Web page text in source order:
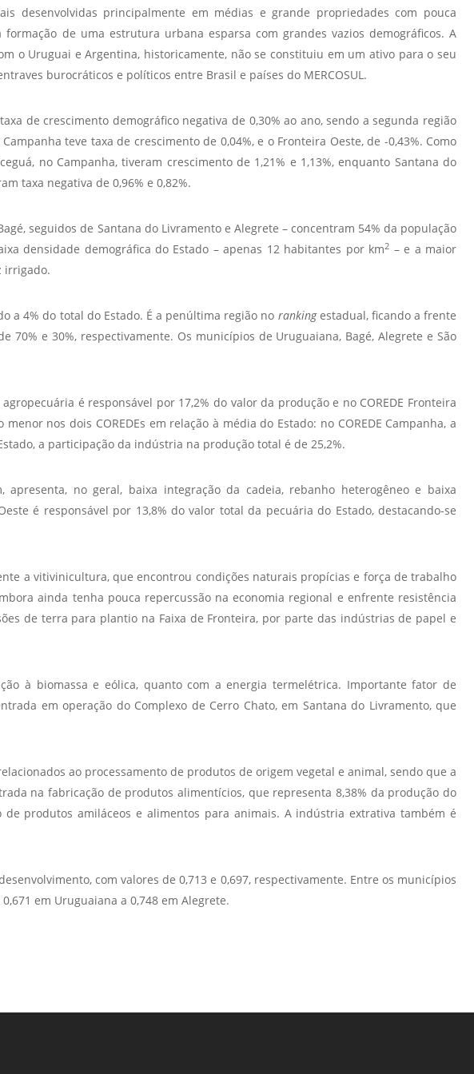
Prova de Proficiência
Manual de TCC
Estruturação de TCC
Acadêmico
Manual de Segurança
- Laboratórios da
Orientação para
Descarte - URCAMP
Normas Laboratório
de Materiais
Normas Laboratório
de Zoologia
de Química
Normas Laboratório
de Informática
Guia Acadêmico
Institucional
Trabalhe Conosco
FAT 2024
Ouvidoria
PDI - Plano de
desenvolvidas principalmente em médias e grande propriedades com pouca
de uma estrutura urbana esparsa com grandes vazios demográficos. A
o Uruguai e Argentina, historicamente, não se constituiu em um ativo para o seu
burocráticos e políticos entre Brasil e países do MERCOSUL.
de crescimento demográfico negativa de 0,30% ao ano, sendo a segunda região
teve taxa de crescimento de 0,04%, e o Fronteira Oeste, de -0,43%. Como
no Campanha, tiveram crescimento de 1,21% e 1,13%, enquanto Santana do
taxa negativa de 0,96% e 0,82%.
seguidos de Santana do Livramento e Alegrete – concentram 54% da população
densidade demográfica do Estado – apenas 12 habitantes por km2 – e a maior
irrigado.
a 4% do total do Estado. É a penúltima região no rankingestadual, ficando a frente
70% e 30%, respectivamente. Os municípios de Uruguaiana, Bagé, Alegrete e São
é responsável por 17,2% do valor da produção e no COREDE Fronteira
nos dois COREDEs em relação à média do Estado: no COREDE Campanha, a
a participação da indústria na produção total é de 25,2%.
no geral, baixa integração da cadeia, rebanho heterogêneo e baixa
é responsável por 13,8% do valor total da pecuária do Estado, destacando-se
a vitivinicultura, que encontrou condições naturais propícias e força de trabalho
ainda tenha pouca repercussão na economia regional e enfrente resistência
de terra para plantio na Faixa de Fronteira, por parte das indústrias de papel e
à biomassa e eólica, quanto com a energia termelétrica. Importante fator de
em operação do Complexo de Cerro Chato, em Santana do Livramento, que
ao processamento de produtos de origem vegetal e animal, sendo que a
na fabricação de produtos alimentícios, que representa 8,38% da produção do
produtos amiláceos e alimentos para animais. A indústria extrativa também é
com valores de 0,713 e 0,697, respectivamente. Entre os municípios
em Uruguaiana a 0,748 em Alegrete.